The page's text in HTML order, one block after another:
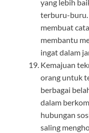
yang lebih
terburu-buru.
membuat
membantu
ingat dalam
Kemajuan
orang untuk
berbagai
dalam
hubungan
saling